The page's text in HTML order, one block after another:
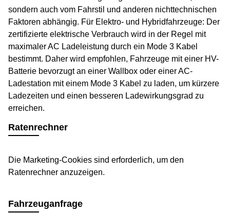
sondern auch vom Fahrstil und anderen nichttechnischen
Faktoren abhängig. Für Elektro- und Hybridfahrzeuge: Der
zertifizierte elektrische Verbrauch wird in der Regel mit
maximaler AC Ladeleistung durch ein Mode 3 Kabel
bestimmt. Daher wird empfohlen, Fahrzeuge mit einer HV-
Batterie bevorzugt an einer Wallbox oder einer AC-
Ladestation mit einem Mode 3 Kabel zu laden, um kürzere
Ladezeiten und einen besseren Ladewirkungsgrad zu
erreichen.
Ratenrechner
Die Marketing-Cookies sind erforderlich, um den
Ratenrechner anzuzeigen.
Fahrzeuganfrage